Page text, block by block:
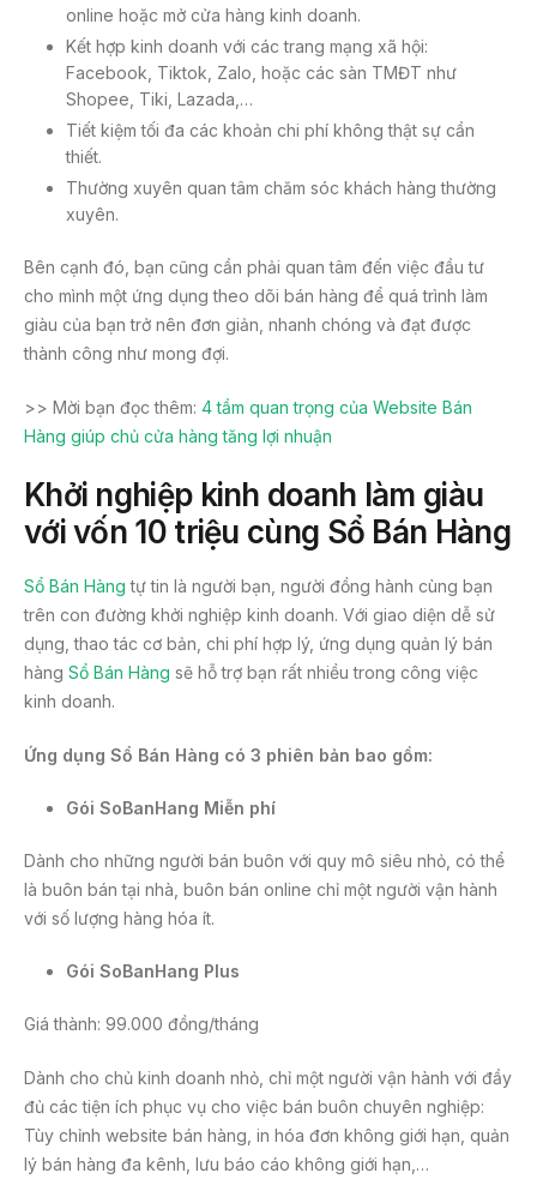
online hoặc mở cửa hàng kinh doanh.
Kết hợp kinh doanh với các trang mạng xã hội:
Facebook, Tiktok, Zalo, hoặc các sàn TMĐT như
Shopee, Tiki, Lazada,…
Tiết kiệm tối đa các khoản chi phí không thật sự cần
thiết.
Thường xuyên quan tâm chăm sóc khách hàng thường
xuyên.
Bên cạnh đó, bạn cũng cần phải quan tâm đến việc đầu tư
cho mình một ứng dụng theo dõi bán hàng để quá trình làm
giàu của bạn trở nên đơn giản, nhanh chóng và đạt được
thành công như mong đợi.
>> Mời bạn đọc thêm: 4 tầm quan trọng của Website Bán
Hàng giúp chủ cửa hàng tăng lợi nhuận
Khởi nghiệp kinh doanh làm giàu
với vốn 10 triệu cùng Sổ Bán Hàng
Sổ Bán Hàng tự tin là người bạn, người đồng hành cùng bạn
trên con đường khởi nghiệp kinh doanh. Với giao diện dễ sử
dụng, thao tác cơ bản, chi phí hợp lý, ứng dụng quản lý bán
hàng Sổ Bán Hàng sẽ hỗ trợ bạn rất nhiều trong công việc
kinh doanh.
Ứng dụng Sổ Bán Hàng có 3 phiên bản bao gồm:
Gói SoBanHang Miễn phí
Dành cho những người bán buôn với quy mô siêu nhỏ, có thể
là buôn bán tại nhà, buôn bán online chỉ một người vận hành
với số lượng hàng hóa ít.
Gói SoBanHang Plus
Giá thành: 99.000 đồng/tháng
Dành cho chủ kinh doanh nhỏ, chỉ một người vận hành với đầy
đủ các tiện ích phục vụ cho việc bán buôn chuyên nghiệp:
Tùy chỉnh website bán hàng, in hóa đơn không giới hạn, quản
lý bán hàng đa kênh, lưu báo cáo không giới hạn,…